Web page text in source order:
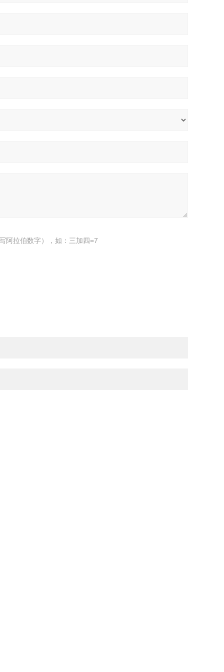
阿拉伯数字），如：三加四=7